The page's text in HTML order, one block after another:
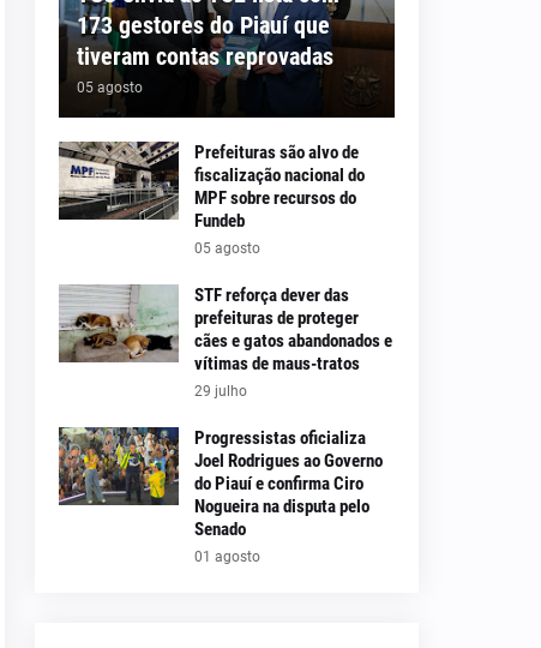
173 gestores do Piauí que
tiveram contas reprovadas
05 agosto
Prefeituras são alvo de
fiscalização nacional do
MPF sobre recursos do
Fundeb
05 agosto
STF reforça dever das
prefeituras de proteger
cães e gatos abandonados e
vítimas de maus-tratos
29 julho
Progressistas oficializa
Joel Rodrigues ao Governo
do Piauí e confirma Ciro
Nogueira na disputa pelo
Senado
01 agosto